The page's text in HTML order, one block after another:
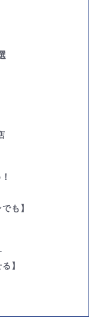
も】
】